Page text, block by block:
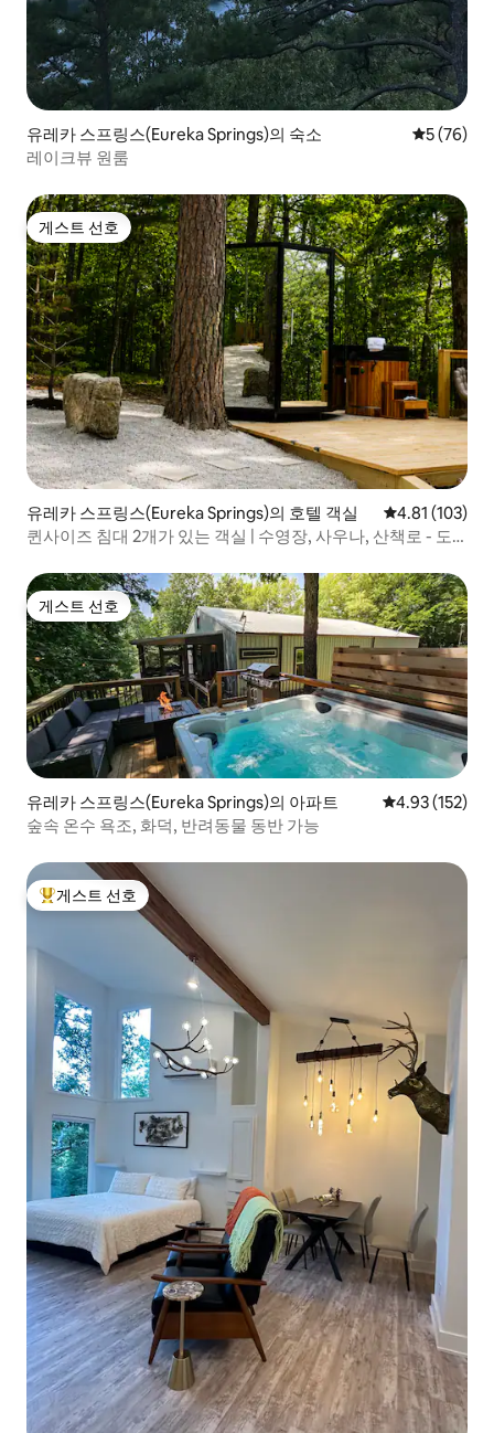
유레카 스프링스(Eureka Springs)의 숙소 평점 5점(5
5 (76)
레이크뷰 원룸
게스트 선호
게스트 선호
유레카 스프링스(Eureka Springs)의 호텔 객실 평점 4.81점(5
4.81 (103)
퀸사이즈 침대 2개가 있는 객실 | 수영장, 사우나, 산책로 - 도
게스트 선호
게스트 선호
유레카 스프링스(Eureka Springs)의 아파트 평점 4.93점(5
4.93 (152)
숲속 온수 욕조, 화덕, 반려동물 동반 가능
상위 게스트 선호
게스트 선호